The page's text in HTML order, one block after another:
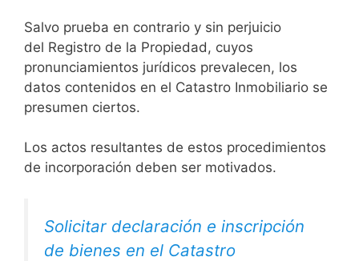
Salvo prueba en contrario y sin perjuicio
del Registro de la Propiedad, cuyos
pronunciamientos jurídicos prevalecen, los
datos contenidos en el Catastro Inmobiliario se
presumen ciertos.
Los actos resultantes de estos procedimientos
de incorporación deben ser motivados.
Solicitar declaración e inscripción
de bienes en el Catastro